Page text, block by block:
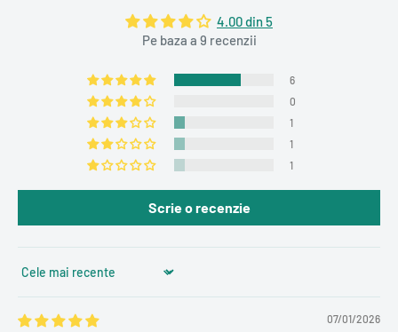
4.00 din 5
Pe baza a 9 recenzii
6
0
1
1
1
Scrie o recenzie
Sort by
07/01/2026